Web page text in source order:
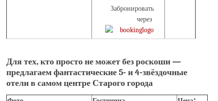
Забронировать
через
Для тех, кто просто не может без роскоши —
предлагаем фантастические 5- и 4-звёздочные
отели в самом центре Старого города